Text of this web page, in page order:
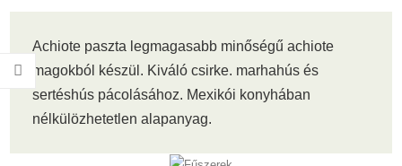
Achiote paszta legmagasabb minőségű achiote
magokból készül. Kiváló csirke. marhahús és
sertéshús pácolásához. Mexikói konyhában
nélkülözhetetlen alapanyag.